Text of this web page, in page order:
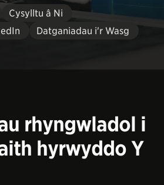
Cysylltu â Ni
Datganiadau i'r Wasg
rhyngwladol i
hyrwyddo Y